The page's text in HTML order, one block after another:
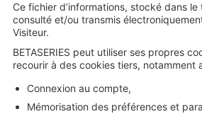
Ce fichier d’informations, stocké dans
consulté et/ou transmis
Visiteur.
BETASERIES peut utiliser ses propres
recourir à des cookies tiers, notamment
Connexion au compte,
Mémorisation des préférences et